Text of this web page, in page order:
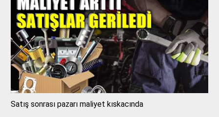
Satış sonrası pazarı maliyet kıskacında